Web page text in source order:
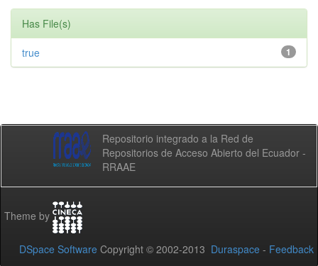
Has File(s)
1
true
Repositorio integrado a la Red de
Repositorios de Acceso Abierto del Ecuador -
RRAAE
Theme by
DSpace Software Copyright © 2002-2013 Duraspace - Feedback